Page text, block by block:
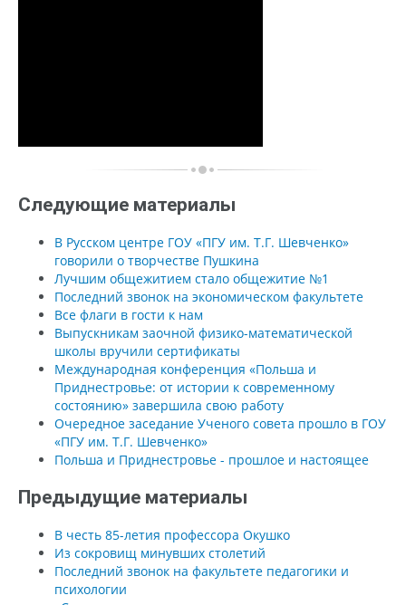
Следующие материалы
В Русском центре ГОУ «ПГУ им. Т.Г. Шевченко»
говорили о творчестве Пушкина
Лучшим общежитием стало общежитие №1
Последний звонок на экономическом факультете
Все флаги в гости к нам
Выпускникам заочной физико-математической
школы вручили сертификаты
Международная конференция «Польша и
Приднестровье: от истории к современному
состоянию» завершила свою работу
Очередное заседание Ученого совета прошло в ГОУ
«ПГУ им. Т.Г. Шевченко»
Польша и Приднестровье - прошлое и настоящее
Предыдущие материалы
В честь 85-летия профессора Окушко
Из сокровищ минувших столетий
Последний звонок на факультете педагогики и
психологии